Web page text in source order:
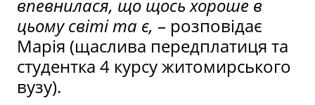
впевнилася, що щось хороше в
цьому світі та є, – розповідає
Марія (щаслива передплатиця та
студентка 4 курсу житомирського
вузу).